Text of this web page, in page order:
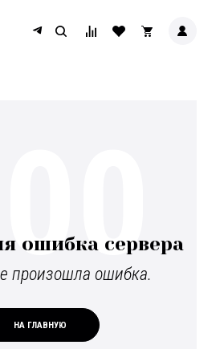
ошибка сервера
произошла ошибка.
НА ГЛАВНУЮ